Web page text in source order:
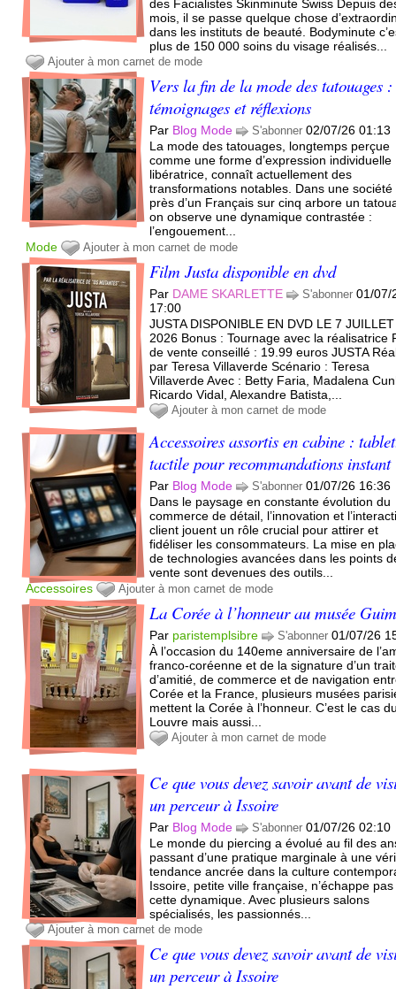
des Facialistes Skinminute Swiss Depuis
mois, il se passe quelque chose
dans les instituts de beauté. Bodyminute
plus de 150 000 soins du visage réalisés...
Ajouter à mon carnet de mode
Vers la fin de la mode des tatouages :
témoignages et réflexions
Par Blog Mode S'abonner 02/07/26 01:13
La mode des tatouages, longtemps perçue
comme une forme d’expression individuelle
libératrice, connaît actuellement des
transformations notables. Dans une société
près d’un Français sur cinq arbore un
on observe une dynamique contrastée :
l’engouement...
Mode
Ajouter à mon carnet de mode
Film Justa disponible en dvd
Par DAME SKARLETTE S'abonner 01/07/
17:00
JUSTA DISPONIBLE EN DVD LE 7 JUILLET
2026 Bonus : Tournage avec la réalisatrice
de vente conseillé : 19.99 euros JUSTA
par Teresa Villaverde Scénario : Teresa
Villaverde Avec : Betty Faria, Madalena
Ricardo Vidal, Alexandre Batista,...
Ajouter à mon carnet de mode
Accessoires assortis en cabine :
tactile pour recommandations instant
Par Blog Mode S'abonner 01/07/26 16:36
Dans le paysage en constante évolution du
commerce de détail, l’innovation et
client jouent un rôle crucial pour attirer et
fidéliser les consommateurs. La mise en
de technologies avancées dans les points
vente sont devenues des outils...
Accessoires
Ajouter à mon carnet de mode
La Corée à l’honneur au musée
Par paristemplsibre S'abonner 01/07/26
À l’occasion du 140eme anniversaire de
franco-coréenne et de la signature d’un
d’amitié, de commerce et de navigation
Corée et la France, plusieurs musées
mettent la Corée à l’honneur. C’est le cas
Louvre mais aussi...
Ajouter à mon carnet de mode
Ce que vous devez savoir avant de
un perceur à Issoire
Par Blog Mode S'abonner 01/07/26 02:10
Le monde du piercing a évolué au fil des
passant d’une pratique marginale à une
tendance ancrée dans la culture
Issoire, petite ville française, n’échappe
cette dynamique. Avec plusieurs salons
spécialisés, les passionnés...
Ajouter à mon carnet de mode
Ce que vous devez savoir avant de
un perceur à Issoire